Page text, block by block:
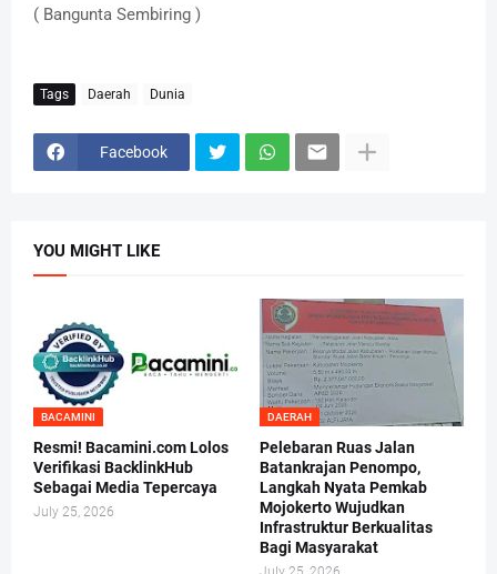
( Bangunta Sembiring )
Tags Daerah Dunia
Facebook
YOU MIGHT LIKE
BACAMINI
Resmi! Bacamini.com Lolos
Verifikasi BacklinkHub
Sebagai Media Tepercaya
July 25, 2026
DAERAH
Pelebaran Ruas Jalan
Batankrajan Penompo,
Langkah Nyata Pemkab
Mojokerto Wujudkan
Infrastruktur Berkualitas
Bagi Masyarakat